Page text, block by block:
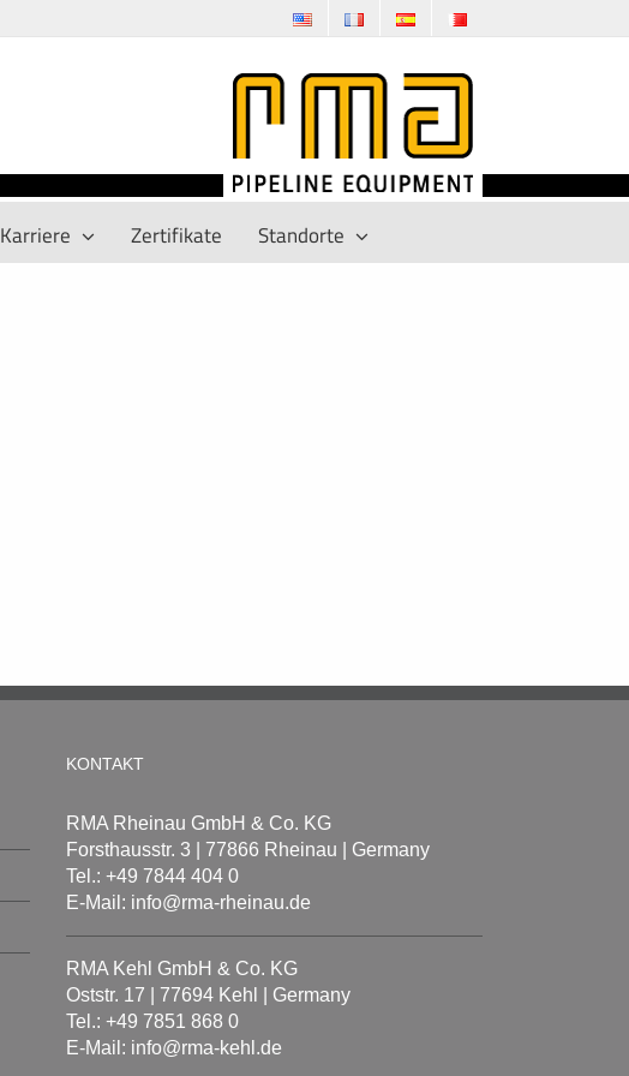
Karriere Zertifikate Standorte
KONTAKT
RMA Rheinau GmbH & Co. KG
Forsthausstr. 3 | 77866 Rheinau | Germany
Tel.: +49 7844 404 0
E-Mail: info@rma-rheinau.de
RMA Kehl GmbH & Co. KG
Oststr. 17 | 77694 Kehl | Germany
Tel.: +49 7851 868 0
E-Mail: info@rma-kehl.de